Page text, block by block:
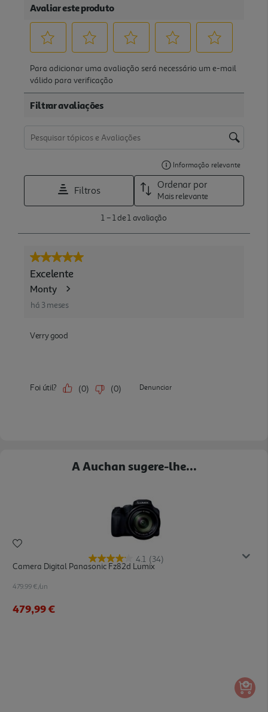
A Auchan sugere-lhe...
4.1 (34)
Camera Digital Panasonic Fz82d Lumix
479.99 €/un
479,99 €